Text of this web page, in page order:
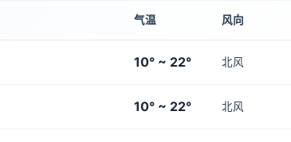
气温 风向
10° ~ 22° 北风
10° ~ 22° 北风